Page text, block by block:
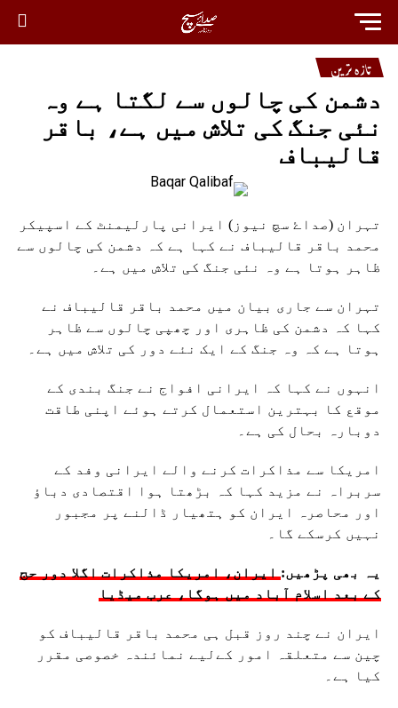
تازہ ترین
دشمن کی چالوں سے لگتا ہے وہ
نئی جنگ کی تلاش میں ہے، باقر
قالیباف
تہران (صداۓ سچ نیوز) ایرانی پارلیمنٹ کے اسپیکر
محمد باقر قالیباف نے کہا ہے کہ دشمن کی چالوں سے
ظاہر ہوتا ہے وہ نئی جنگ کی تلاش میں ہے۔
تہران سے جاری بیان میں محمد باقر قالیباف نے
کہا کہ دشمن کی ظاہری اور چھپی چالوں سے ظاہر
ہوتا ہے کہ وہ جنگ کے ایک نئے دور کی تلاش میں ہے۔
انہوں نے کہا کہ ایرانی افواج نے جنگ بندی کے
موقع کا بہترین استعمال کرتے ہوئے اپنی طاقت
دوبارہ بحال کی ہے۔
امریکا سے مذاکرات کرنے والے ایرانی وفد کے
سربراہ نے مزید کہا کہ بڑھتا ہوا اقتصادی دباؤ
اور محاصرہ ایران کو ہتھیار ڈالنے پر مجبور
نہیں کرسکے گا۔
یہ بھی پڑھیں: ایران، امریکا مذاکرات اگلا دور حج
کے بعد اسلام آباد میں ہوگا، عرب میڈیا
ایران نے چند روز قبل ہی محمد باقر قالیباف کو
چین سے متعلقہ امور کےلیے نمائندہ خصوصی مقرر
کیا ہے۔